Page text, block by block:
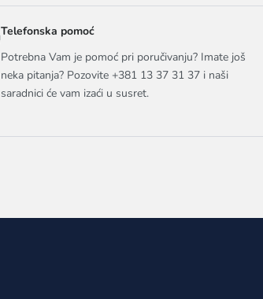
Telefonska pomoć
Potrebna Vam je pomoć pri poručivanju? Imate još
neka pitanja? Pozovite +381 13 37 31 37 i naši
saradnici će vam izaći u susret.